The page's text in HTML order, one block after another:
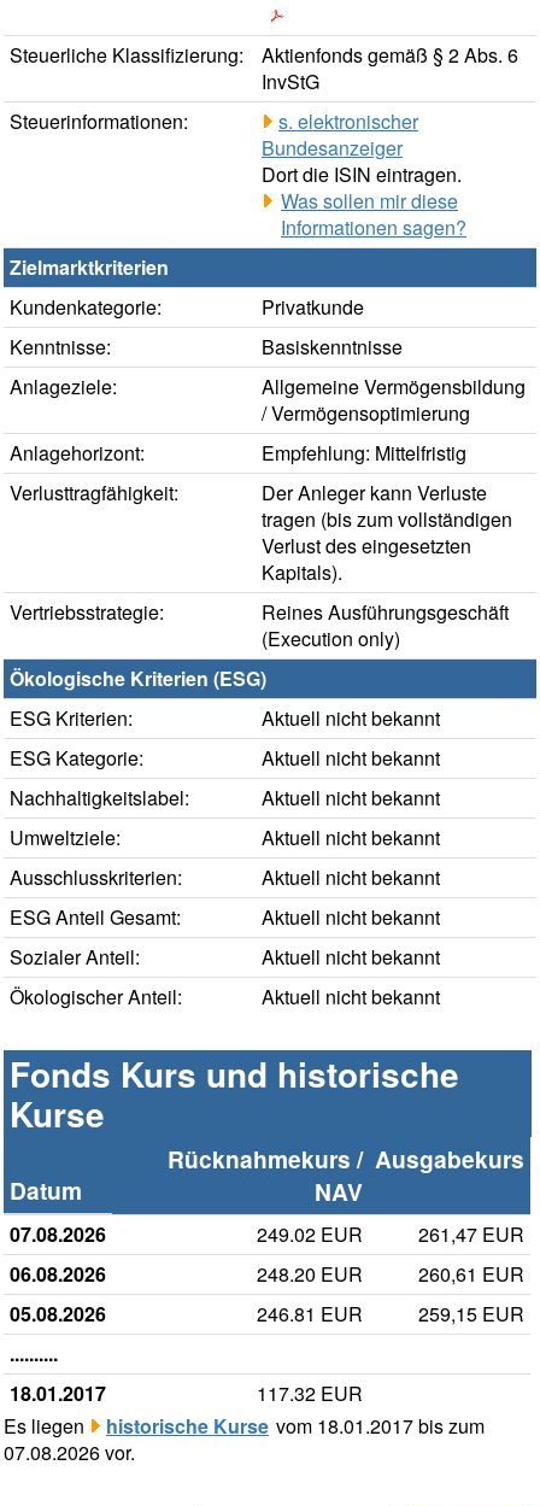
Steuerliche Klassifizierung:
Aktienfonds gemäß § 2 Abs. 6
InvStG
Steuerinformationen:
s. elektronischer
Bundesanzeiger
Dort die ISIN eintragen.
Was sollen mir diese
Informationen sagen?
Zielmarktkriterien
Kundenkategorie:
Privatkunde
Kenntnisse:
Basiskenntnisse
Anlageziele:
Allgemeine Vermögensbildung
/ Vermögensoptimierung
Anlagehorizont:
Empfehlung: Mittelfristig
Verlusttragfähigkeit:
Der Anleger kann Verluste
tragen (bis zum vollständigen
Verlust des eingesetzten
Kapitals).
Vertriebsstrategie:
Reines Ausführungsgeschäft
(Execution only)
Ökologische Kriterien (ESG)
ESG Kriterien:
Aktuell nicht bekannt
ESG Kategorie:
Aktuell nicht bekannt
Nachhaltigkeitslabel:
Aktuell nicht bekannt
Umweltziele:
Aktuell nicht bekannt
Ausschlusskriterien:
Aktuell nicht bekannt
ESG Anteil Gesamt:
Aktuell nicht bekannt
Sozialer Anteil:
Aktuell nicht bekannt
Ökologischer Anteil:
Aktuell nicht bekannt
Fonds Kurs und historische
Kurse
Datum
Rücknahmekurs /
NAV
Ausgabekurs
07.08.2026 249.02 EUR
261,47 EUR
06.08.2026
248.20 EUR
260,61 EUR
05.08.2026
246.81 EUR
259,15 EUR
..........
18.01.2017
117.32 EUR
Es liegen
historische Kurse vom 18.01.2017 bis zum
07.08.2026 vor.